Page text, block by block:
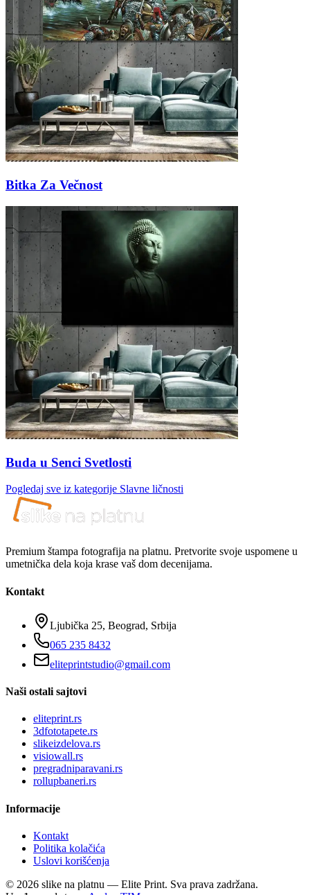
Bitka Za Večnost
Buda u Senci Svetlosti
Pogledaj sve iz kategorije Slavne ličnosti
Premium štampa fotografija na platnu. Pretvorite svoje uspomene u
umetnička dela koja krase vaš dom decenijama.
Kontakt
Ljubička 25, Beograd, Srbija
065 235 8432
eliteprintstudio@gmail.com
Naši ostali sajtovi
eliteprint.rs
3dfototapete.rs
slikeizdelova.rs
visiowall.rs
pregradniparavani.rs
rollupbaneri.rs
Informacije
Kontakt
Politika kolačića
Uslovi korišćenja
© 2026 slike na platnu — Elite Print. Sva prava zadržana.